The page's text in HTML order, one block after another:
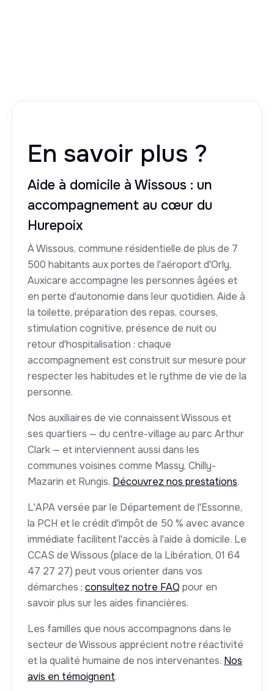
En savoir plus ?
Aide à domicile à Wissous : un
accompagnement au cœur du
Hurepoix
À Wissous, commune résidentielle de plus de 7
500 habitants aux portes de l'aéroport d'Orly,
Auxicare accompagne les personnes âgées et
en perte d'autonomie dans leur quotidien. Aide à
la toilette, préparation des repas, courses,
stimulation cognitive, présence de nuit ou
retour d'hospitalisation : chaque
accompagnement est construit sur mesure pour
respecter les habitudes et le rythme de vie de la
personne.
Nos auxiliaires de vie connaissent Wissous et
ses quartiers — du centre-village au parc Arthur
Clark — et interviennent aussi dans les
communes voisines comme Massy, Chilly-
Mazarin et Rungis. Découvrez nos prestations.
L'APA versée par le Département de l'Essonne,
la PCH et le crédit d'impôt de 50 % avec avance
immédiate facilitent l'accès à l'aide à domicile. Le
CCAS de Wissous (place de la Libération, 01 64
47 27 27) peut vous orienter dans vos
démarches ; consultez notre FAQ pour en
savoir plus sur les aides financières.
Les familles que nous accompagnons dans le
secteur de Wissous apprécient notre réactivité
et la qualité humaine de nos intervenantes. Nos
avis en témoignent.